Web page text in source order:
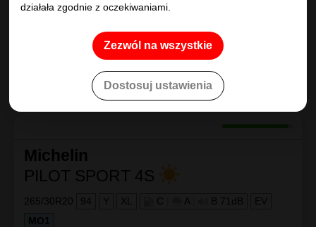
działała zgodnie z oczekiwaniami.
Zezwól na wszystkie
Dostosuj ustawienia
Porównaj
835.90 Kup
Michelin
PILOT SPORT 4S
265/30R20 94 Y XL C A B 71dB
EV
MO1